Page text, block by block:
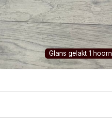
Glans gelakt 1 hoorn